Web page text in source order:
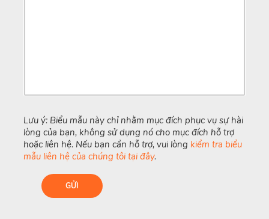
Lưu ý: Biểu mẫu này chỉ nhằm mục đích phục vụ sự hài
lòng của bạn, không sử dụng nó cho mục đích hỗ trợ
hoặc liên hệ. Nếu bạn cần hỗ trợ, vui lòng kiểm tra biểu
mẫu liên hệ của chúng tôi tại đây.
GỬI